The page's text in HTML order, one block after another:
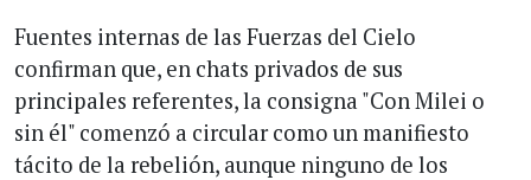
Fuentes internas de las Fuerzas del Cielo
confirman que, en chats privados de sus
principales referentes, la consigna "Con Milei o
sin él" comenzó a circular como un manifiesto
tácito de la rebelión, aunque ninguno de los